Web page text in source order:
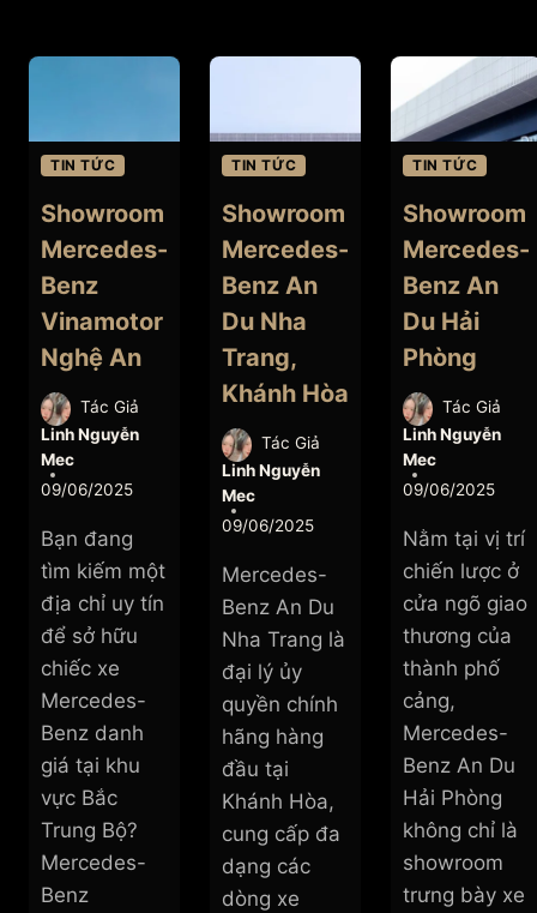
TIN TỨC
Showroom
Mercedes-
Benz
Vinamotor
Nghệ An
Tác Giả
Linh Nguyễn
Mec
09/06/2025
Bạn đang
tìm kiếm một
địa chỉ uy tín
để sở hữu
chiếc xe
Mercedes-
Benz danh
giá tại khu
vực Bắc
Trung Bộ?
Mercedes-
Benz
TIN TỨC
Showroom
Mercedes-
Benz An
Du Nha
Trang,
Khánh Hòa
Tác Giả
Linh Nguyễn
Mec
09/06/2025
Mercedes-
Benz An Du
Nha Trang là
đại lý ủy
quyền chính
hãng hàng
đầu tại
Khánh Hòa,
cung cấp đa
dạng các
dòng xe
TIN TỨC
Showroom
Mercedes-
Benz An
Du Hải
Phòng
Tác Giả
Linh Nguyễn
Mec
09/06/2025
Nằm tại vị trí
chiến lược ở
cửa ngõ giao
thương của
thành phố
cảng,
Mercedes-
Benz An Du
Hải Phòng
không chỉ là
showroom
trưng bày xe